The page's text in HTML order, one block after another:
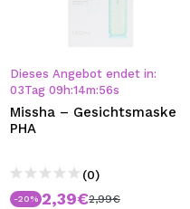
Dieses Angebot endet in:
03Tag 09 h:14m:55s
Missha – Gesichtsmaske
PHA
(0)
-20% 2,39€2,99€